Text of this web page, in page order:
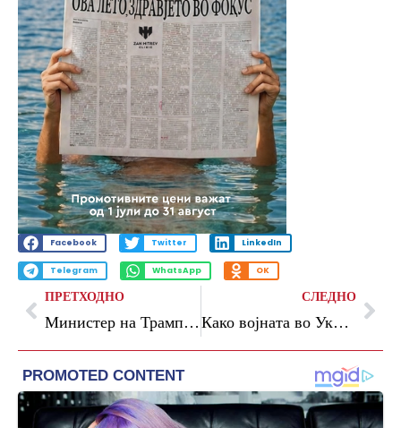
Facebook Twitter LinkedIn
Telegram WhatsApp OK
ПРЕТХОДНО
Министер на Трамп: Сметам дека Кина ќе влијае врз Иран за повторно отворање на Ормускиот Теснец
СЛЕДНО
Како војната во Украина предизвика оставка на латвиската премиерка